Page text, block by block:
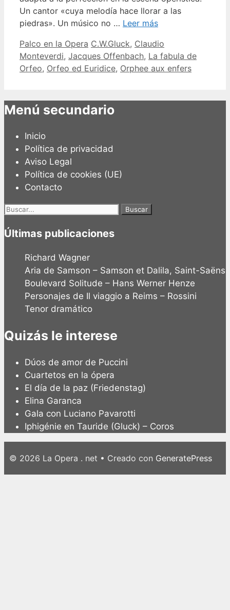
Un cantor «cuya melodía hace llorar a las
piedras». Un músico no … Leer más
Categorías
Palco en la Opera Etiquetas
C.W.Gluck, Claudio
Monteverdi, Jacques Offenbach, La fabula de
Orfeo, Orfeo ed Euridice, Orphee aux enfers
Menú secundario
Inicio
Política de privacidad
Aviso Legal
Política de cookies (UE)
Contacto
Buscar:
Últimas publicaciones
Richard Wagner
Aria de Samson – Samson et Dalila, Saint-Saëns
Boulevard Solitude – Hans Werner Henze
Personajes de Il viaggio a Reims – Rossini
Tenor dramático
Quizás le interese
Dúos de amor de Puccini
Cuartetos en la ópera
El día de la paz (Friedenstag)
Elina Garanca
Gala con Luciano Pavarotti
Iphigénie en Tauride (Gluck) – Coros
© 2026 La Opera . net • Creado con GeneratePress